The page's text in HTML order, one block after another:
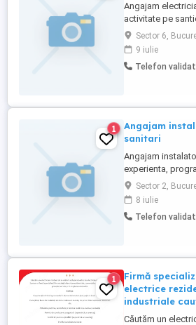
Angajam
activitate pe
cladiri civile.
Executarea
circuite,montaj
electrice etc;
Sector 6,
9 iulie
Telefon validat
1
Angajam
sanitari
Angajam
experienta,
salariu incepand
proba de lucru!!!
Sector 2,
8 iulie
Telefon validat
1
Firmă
electrice
industriale
Căutăm un